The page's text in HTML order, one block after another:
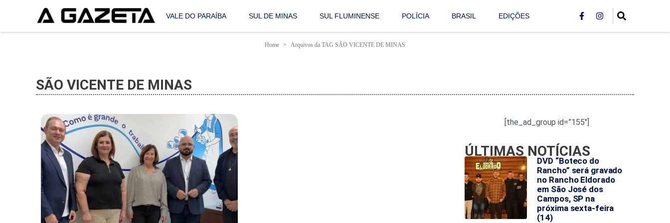
VALE DO PARAÍBA SUL DE MINAS SUL FLUMINENSE POLÍCIA BRASIL EDIÇÕES
Home Arquivos da TAG SÃO VICENTE DE MINAS
SÃO VICENTE DE MINAS
[the_ad_group id=”155″]
ÚLTIMAS NOTÍCIAS
DVD “Boteco do
Rancho” será gravado
no Rancho Eldorado
em São José dos
Campos, SP na
próxima sexta-feira
(14)